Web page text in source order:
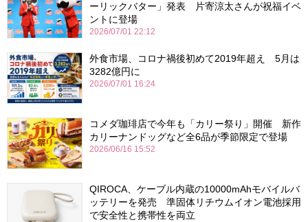
ーリックバター」発表 片寄涼太さんが祝福イベ
ントに登場
2026/07/01 22:12
外食市場、コロナ禍後初めて2019年超え 5月は
3282億円に
2026/07/01 16:24
コメダ珈琲店で今年も「カリー祭り」開催 新作
カリーナンドッグなど全6品が季節限定で登場
2026/06/16 15:52
QIROCA、ケーブル内蔵の10000mAhモバイルバ
ッテリーを発売 準固体リチウムイオン電池採用
で安全性と携帯性を両立